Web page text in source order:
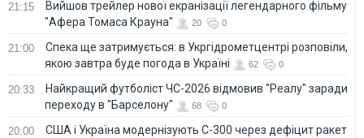
21:15
Вийшов трейлер нової екранізації легендарного фільму
"Афера Томаса Крауна"
20 0
21:00
Спека ще затримується: в Укргідрометцентрі розповіли,
якою завтра буде погода в Україні
62 0
20:33
Найкращий футболіст ЧС-2026 відмовив "Реалу" заради
переходу в "Барселону"
68 0
20:00
США і Україна модернізують С-300 через дефіцит ракет